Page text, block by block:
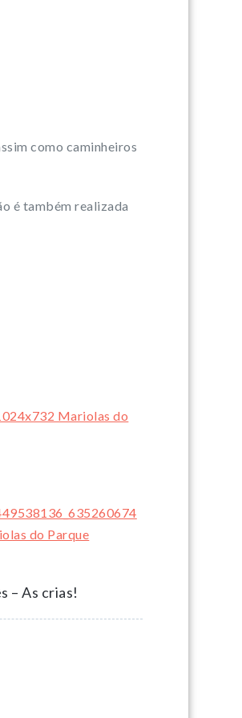
como caminheiros
é também realizada
– As crias!